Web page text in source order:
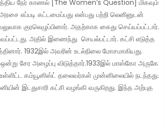
நேர் காணல் [The Women’s Question] மிகவும்
எப்படி கட்டமைப்பது என்பது பற்றி லெனினுடன்
குரலெழுப்பினார். அதற்காக கைது செய்யப்பட்டார்.
அதில் இணைந்து செயல்பட்டார். கட்சி எடுத்த
1932இல் அவரின் உடல்நிலை மோசமாகியது.
சேர அழைப்பு விடுத்தார்.1933இல் மாஸ்கோ அருகே
கம்யூனிஸ்ட் தலைவர்கள் முன்னிலையில் நடந்தது.
இடதுசாரி கட்சி வழங்கி வருகிறது. இந்த அற்புத